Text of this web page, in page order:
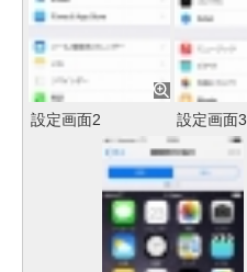
設定画面2 設定画面3